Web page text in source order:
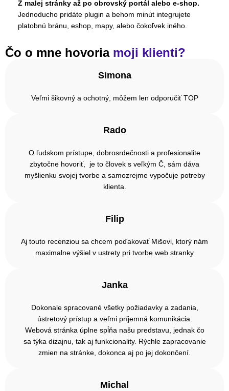
Z malej stránky až po obrovský portál alebo e-shop.
Jednoducho pridáte plugin a behom minút integrujete
platobnú bránu, eshop, mapy, alebo čokoľvek iného.
Čo o mne hovoriamoji klienti?
Simona
Veľmi šikovný a ochotný, môžem len odporučiť TOP
Rado
O ľudskom prístupe, dobrosrdečnosti a profesionalite
zbytočne hovoriť, je to človek s veľkým Č, sám dáva
myšlienku svojej tvorbe a samozrejme vypočuje potreby
klienta.
Filip
Aj touto recenziou sa chcem poďakovať Mišovi, ktorý nám
maximalne výšiel v ustrety pri tvorbe web stranky
Janka
Dokonale spracované všetky požiadavky a zadania,
ústretový prístup a veľmi príjemná komunikácia.
Webová stránka úplne spĺňa našu predstavu, jednak čo
sa týka dizajnu, tak aj funkcionality. Rýchle zapracovanie
zmien na stránke, dokonca aj po jej dokončení.
Michal